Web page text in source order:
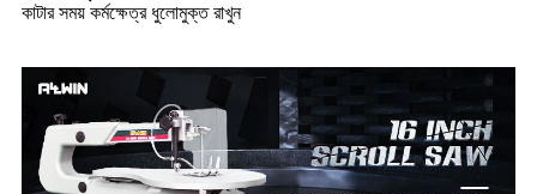
কাটার সময় কর্মক্ষেত্র ধুলোমুক্ত রাখুন